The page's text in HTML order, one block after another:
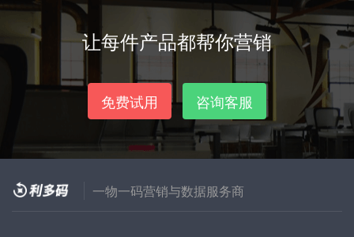
让每件产品都帮你营销
免费试用 咨询客服
一物一码营销与数据服务商